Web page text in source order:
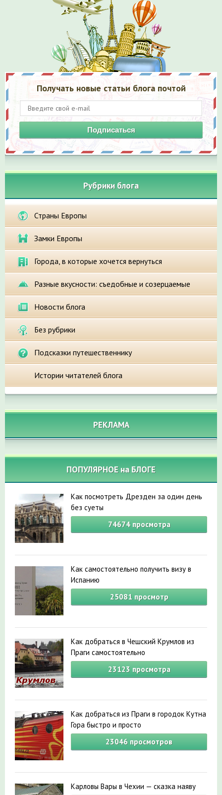
Получать новые статьи блога почтой
Подписаться
Рубрики блога
Страны Европы
Замки Европы
Города, в которые хочется вернуться
Разные вкусности: съедобные и созерцаемые
Новости блога
Без рубрики
Подсказки путешественнику
Истории читателей блога
РЕКЛАМА
ПОПУЛЯРНОЕ на БЛОГЕ
Как посмотреть Дрезден за один день
без суеты
74674просмотра
Как самостоятельно получить визу в
Испанию
25081просмотр
Как добраться в Чешский Крумлов из
Праги самостоятельно
23123 просмотра
Как добраться из Праги в городок Кутна
Гора быстро и просто
23046 просмотров
Карловы Вары в Чехии — сказка наяву